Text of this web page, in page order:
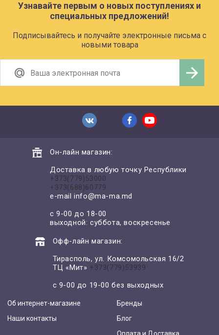
Узнавайте первым о новых поступлениях и
специальных предложений!
Подписывайтесь и получайте электронные письма с
новыми товара
Он-лайн магазин:
Доставка в любую точку Республики
+373(779)53000
+373(688)60779
e-mailinfo@ma-ma.md
с 9-00 до 18-00
выходной: суббота, воскресенье
Офф-лайн магазин:
Тирасполь, ул. Комсомольская 16/2
ТЦ «Мит» +373(779)53939
с 9-00 до 19-00 без выходных
Об интернет-магазине
Наши контакты
Бренды
Блог
Оплата и Доставка